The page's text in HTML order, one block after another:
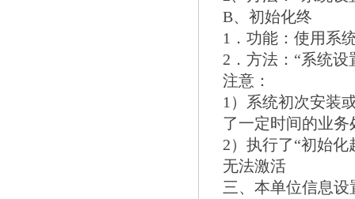
B、初始化终
1．功能：使用系
2．方法：“系统设
注意：
1）系统初次安装
了一定时间的业
2）执行了“初始化
无法激活
三、本单位信息